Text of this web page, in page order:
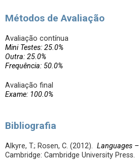
Métodos de Avaliação
Avaliação contínua
Mini Testes: 25.0%
Outra: 25.0%
Frequência: 50.0%
Avaliação final
Exame: 100.0%
Bibliografia
Alkyre, T.; Rosen, C. (2012). Languages
Cambridge: Cambridge University Press.